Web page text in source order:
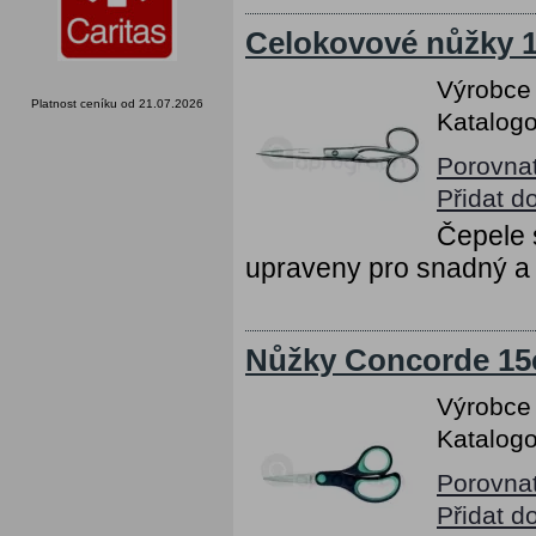
Platnost ceníku od 21.07.2026
Celokovové nůžky
Přidat
Čepele
upraveny pro snadný
Nůžky Concorde
Přidat